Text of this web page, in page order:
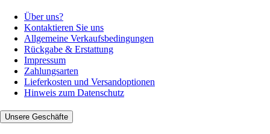
Über uns?
Kontaktieren Sie uns
Allgemeine Verkaufsbedingungen
Rückgabe & Erstattung
Impressum
Zahlungsarten
Lieferkosten und Versandoptionen
Hinweis zum Datenschutz
Unsere Geschäfte